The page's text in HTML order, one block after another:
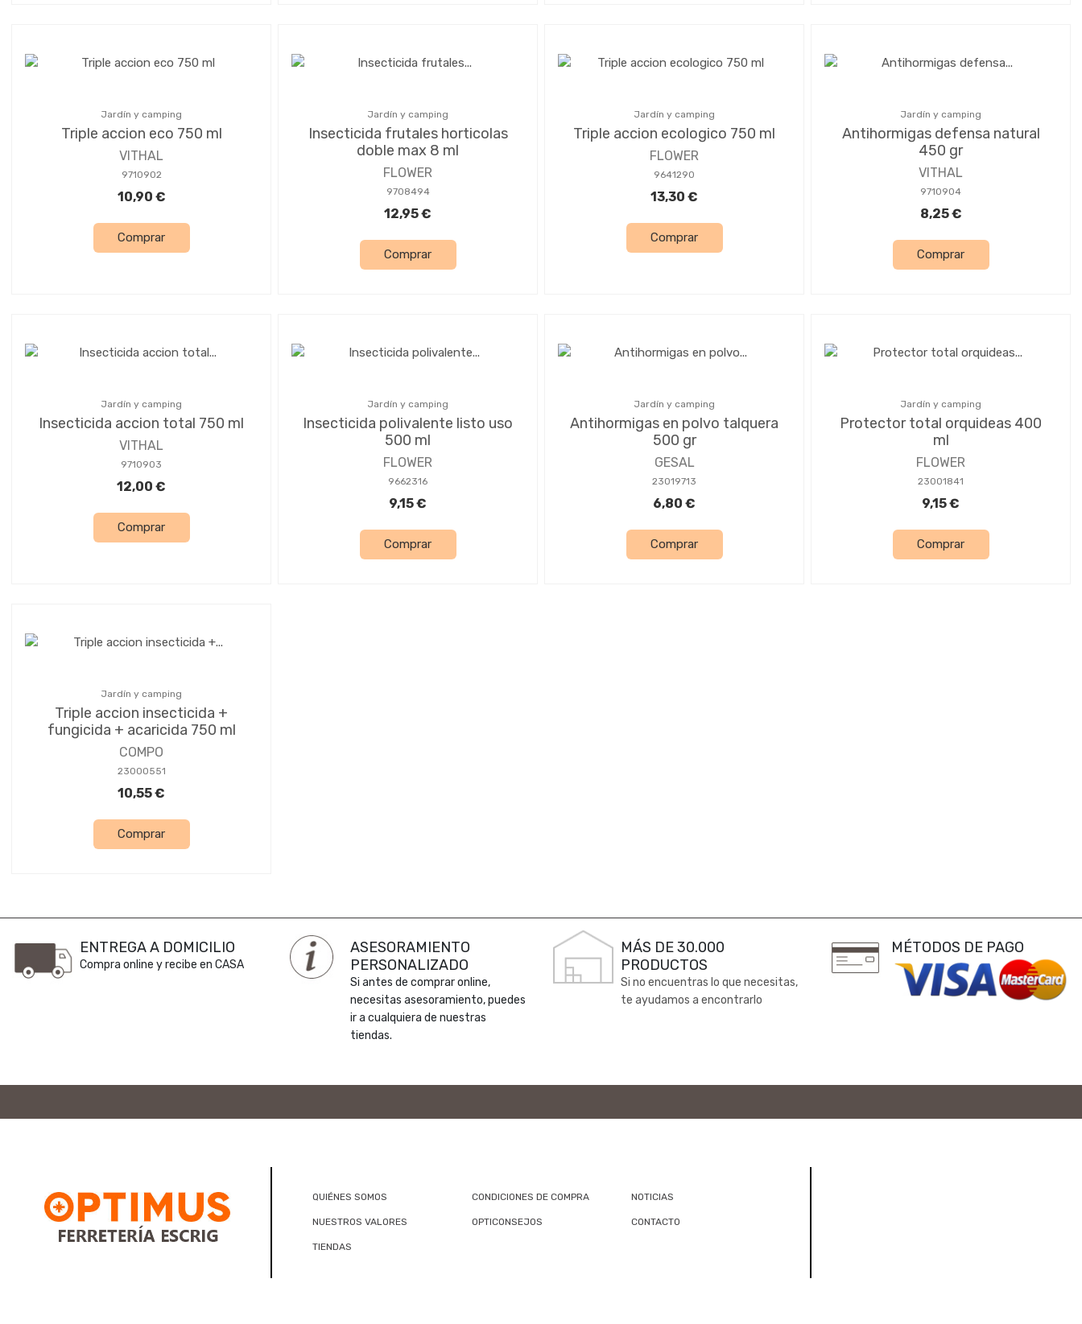
Jardín y camping
Triple accion eco 750 ml
VITHAL
9710902
10,90 €
Comprar
Jardín y camping
Insecticida frutales horticolas
doble max 8 ml
FLOWER
9708494
12,95 €
Comprar
Jardín y camping
Triple accion ecologico 750 ml
FLOWER
9641290
13,30 €
Comprar
Jardín y camping
Antihormigas defensa natural
450 gr
VITHAL
9710904
8,25 €
Comprar
Jardín y camping
Insecticida accion total 750 ml
VITHAL
9710903
12,00 €
Comprar
Jardín y camping
Insecticida polivalente listo uso
500 ml
FLOWER
9662316
9,15 €
Comprar
Jardín y camping
Antihormigas en polvo talquera
500 gr
GESAL
23019713
6,80 €
Comprar
Jardín y camping
Protector total orquideas 400
ml
FLOWER
23001841
9,15 €
Comprar
Jardín y camping
Triple accion insecticida +
fungicida + acaricida 750 ml
COMPO
23000551
10,55 €
Comprar
ENTREGA A DOMICILIO
Compra online y recibe en CASA
ASESORAMIENTO
PERSONALIZADO
Si antes de comprar online,
necesitas asesoramiento, puedes
ir a cualquiera de nuestras
tiendas.
MÁS DE 30.000
PRODUCTOS
Si no encuentras lo que necesitas,
te ayudamos a encontrarlo
MÉTODOS DE PAGO
QUIÉNES SOMOS CONDICIONES DE COMPRA NOTICIAS
NUESTROS VALORES OPTICONSEJOS CONTACTO
TIENDAS